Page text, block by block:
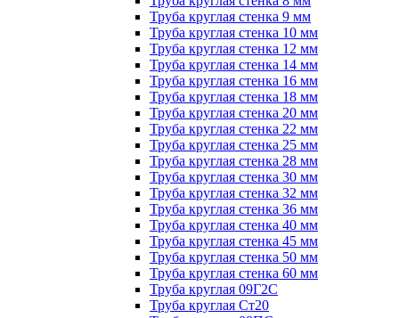
Труба круглая стенка 9 мм
Труба круглая стенка 10 мм
Труба круглая стенка 12 мм
Труба круглая стенка 14 мм
Труба круглая стенка 16 мм
Труба круглая стенка 18 мм
Труба круглая стенка 20 мм
Труба круглая стенка 22 мм
Труба круглая стенка 25 мм
Труба круглая стенка 28 мм
Труба круглая стенка 30 мм
Труба круглая стенка 32 мм
Труба круглая стенка 36 мм
Труба круглая стенка 40 мм
Труба круглая стенка 45 мм
Труба круглая стенка 50 мм
Труба круглая стенка 60 мм
Труба круглая 09Г2С
Труба круглая Ст20